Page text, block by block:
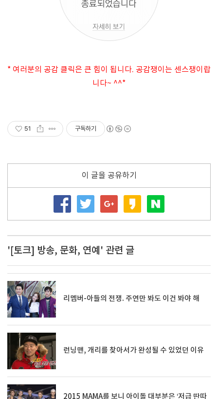
* 여러분의 공감 클릭은 큰 힘이 됩니다. 공감쟁이는 센스쟁이랍
니다~ ^^*
51 구독하기
이 글을 공유하기
'[토크] 방송, 문화, 연예' 관련 글
리멤버-아들의 전쟁. 주연만 봐도 이건 봐야 해
런닝맨, 개리를 찾아서가 완성될 수 있었던 이유
2015 MAMA를 보니 아이돌 대부분은 ‘저급 딴따